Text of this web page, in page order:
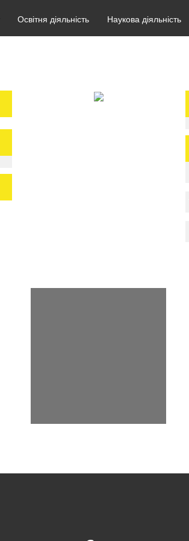
Освітня діяльність Наукова діяльність